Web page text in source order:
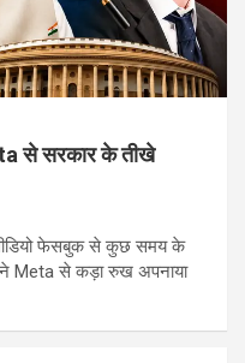
से सरकार के तीखे
वीडियो फेसबुक से कुछ समय के
Meta से कड़ा रुख अपनाया